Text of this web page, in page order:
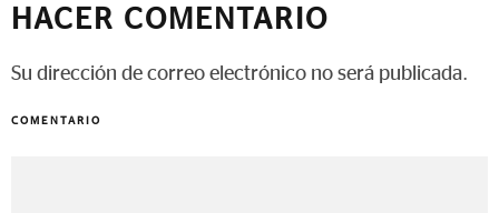
HACER COMENTARIO
Su dirección de correo electrónico no será publicada.
COMENTARIO